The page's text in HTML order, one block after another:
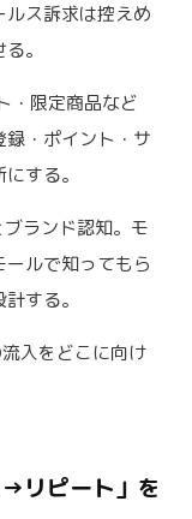
ルス訴求は控えめ
。
・限定商品など
録・ポイント・サ
する。
ブランド認知。モ
ルで知ってもら
する。
入をどこに向け
リピート」を